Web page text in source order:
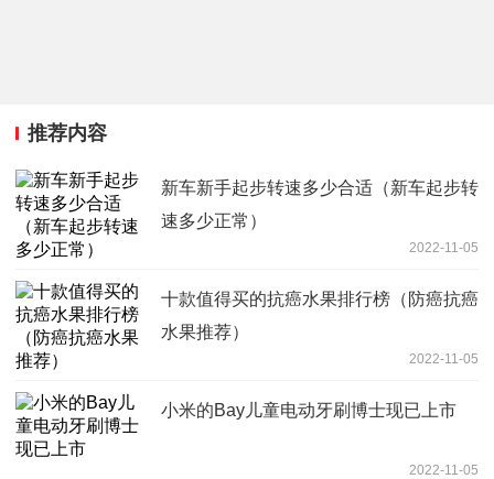
推荐内容
新车新手起步转速多少合适（新车起步转
速多少正常）
2022-11-05
十款值得买的抗癌水果排行榜（防癌抗癌
水果推荐）
2022-11-05
小米的Bay儿童电动牙刷博士现已上市
2022-11-05